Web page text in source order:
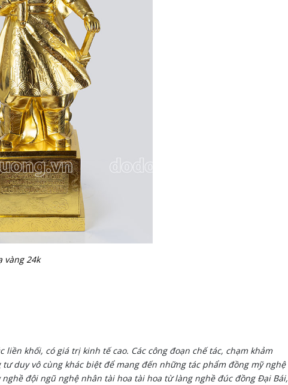
vàng 24k
liền khối, có giá trị kinh tế cao. Các công đoạn chế tác, chạm khảm
duy vô cùng khác biệt để mang đến những tác phẩm đồng mỹ nghệ
đội ngũ nghệ nhân tài hoa tài hoa từ làng nghề đúc đồng Đại Bái,